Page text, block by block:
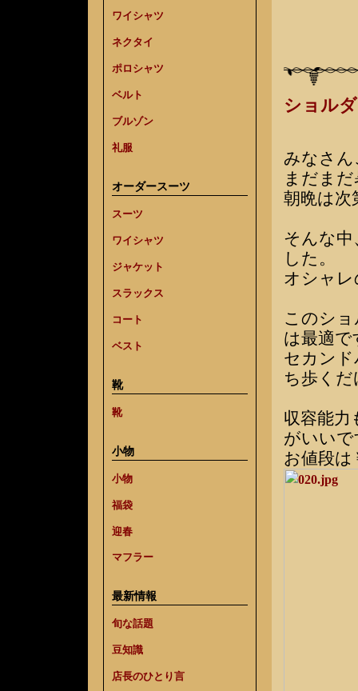
ワイシャツ
ネクタイ
ポロシャツ
ベルト
ブルゾン
礼服
オーダースーツ
スーツ
ワイシャツ
ジャケット
スラックス
コート
ベスト
靴
靴
小物
小物
福袋
迎春
マフラー
最新情報
旬な話題
豆知識
店長のひとり言
ショル
みなさ
まだま
朝晩は次
そんな
した。
オシャレ
このシ
は最適で
セカン
ち歩く
収容能
がいい
お値段は